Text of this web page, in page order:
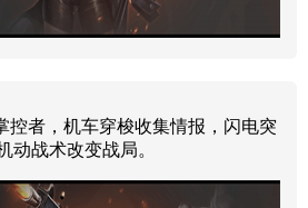
控者，机车穿梭收集情报，闪电突
动战术改变战局。